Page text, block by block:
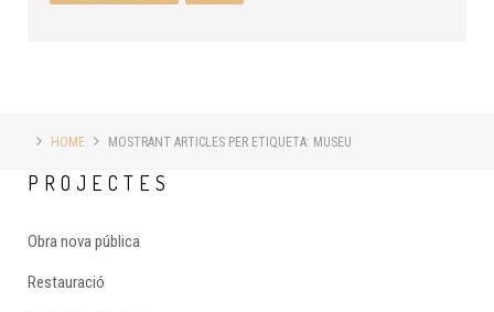
HOME MOSTRANT ARTICLES PER ETIQUETA: MUSEU
PROJECTES
Obra nova pública
Restauració